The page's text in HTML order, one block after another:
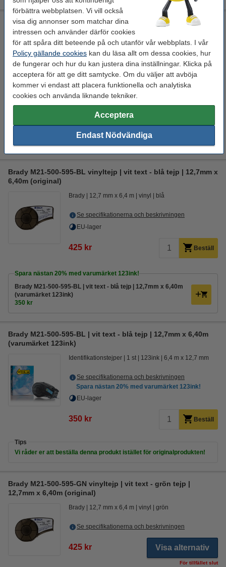
förbättra webbplatsen. Vi vill också
visa dig annonser som matchar dina
intressen och använder därför cookies
för att spåra ditt beteende på och utanför vår webbplats. I vår
Policy gällande cookies kan du läsa allt om dessa cookies, hur
de fungerar och hur du kan justera dina inställningar. Klicka på
acceptera för att ge ditt samtycke. Om du väljer att avböja
kommer vi endast att placera funktionella och analytiska
cookies och använda liknande tekniker.
Acceptera
Endast Nödvändiga
Brady M21-500-595-BK vinyltejp | vit text - svart tejp |
12,7mm x 6,40m (varumärket 123ink)
Identifikationstejper 1 st 123ink 6,4 m x 12,7 mm
Se specifikationerna och beskrivningen
Spara nästan20%med varumärket 123ink!
EU-lager
350 kr Beställ
Vi råder er att beställa denna produkt istället för originalprodukten!
Brady M21-500-595-BL vinyltejp | vit text - blå tejp | 12,7mm x
6,40m (original)
Brady 12,7 mm x 6,4 m vinyl blå
Se specifikationerna och beskrivningen
EU-lager
425 kr Beställ
Spara nästan 20% med varumärket 123ink!
Brady M21-500-595-BL | vit text - blå tejp | 12,7mm x 6,40m
(varumärket 123ink)
350 kr
Brady M21-500-595-BL | vit text - blå tejp | 12,7mm x 6,40m
(varumärket 123ink)
Identifikationstejper 1 st 123ink 6,4 m x 12,7 mm
Se specifikationerna och beskrivningen
Spara nästan 20% med varumärket 123ink!
EU-lager
350 kr Beställ
Tips
Vi råder er att beställa denna produkt istället för originalprodukten!
Brady M21-500-595-GN vinyltejp | vit text - grön tejp |
12,7mm x 6,40m (original)
Brady 12,7 mm x 6,4 m vinyl grön
Se specifikationerna och beskrivningen
425 kr Visa alternativ
För tillfället slut